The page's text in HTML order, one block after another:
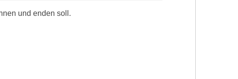
und enden soll.